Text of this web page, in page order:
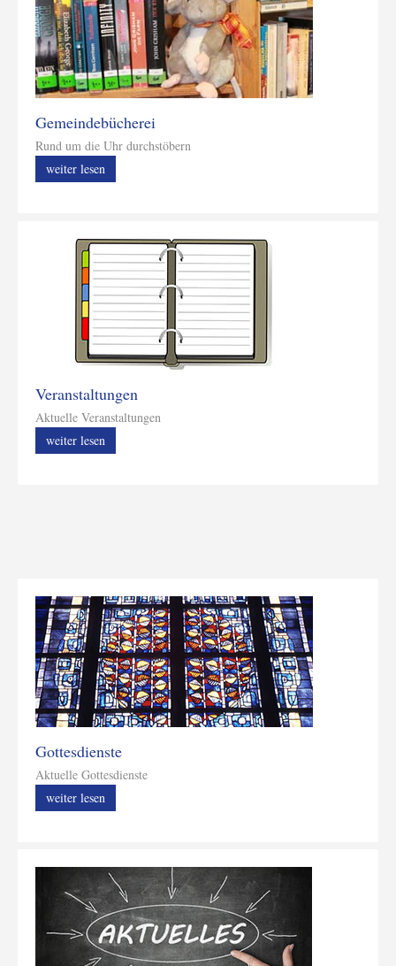
Gemeindebücherei
Rund um die Uhr durchstöbern
weiter lesen
Veranstaltungen
Aktuelle Veranstaltungen
weiter lesen
Gottesdienste
Aktuelle Gottesdienste
weiter lesen